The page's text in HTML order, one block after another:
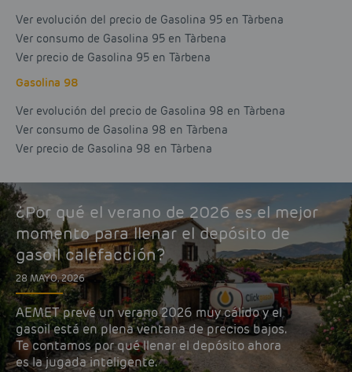
Ver evolución del precio de Gasolina 95 en Tàrbena
Ver consumo de Gasolina 95 en Tàrbena
Ver precio de Gasolina 95 en Tàrbena
Gasolina 98
Ver evolución del precio de Gasolina 98 en Tàrbena
Ver consumo de Gasolina 98 en Tàrbena
Ver precio de Gasolina 98 en Tàrbena
¿Por qué el verano de 2026 es el mejor
momento para llenar el depósito de
gasoil calefacción?
28 MAYO, 2026
AEMET prevé un verano 2026 muy cálido y el
gasoil está en plena ventana de precios bajos.
Te contamos por qué llenar el depósito ahora
es la jugada inteligente.